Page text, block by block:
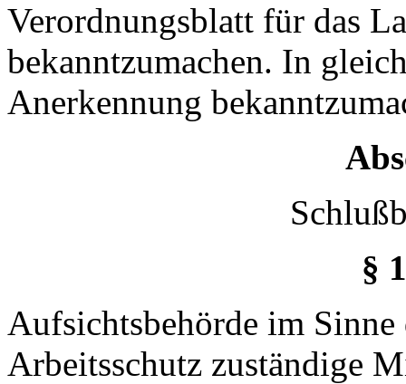
Verordnungsblatt für das
bekanntzumachen. In
Anerkennung
§
Aufsichtsbehörde im
Arbeitsschutz zuständige